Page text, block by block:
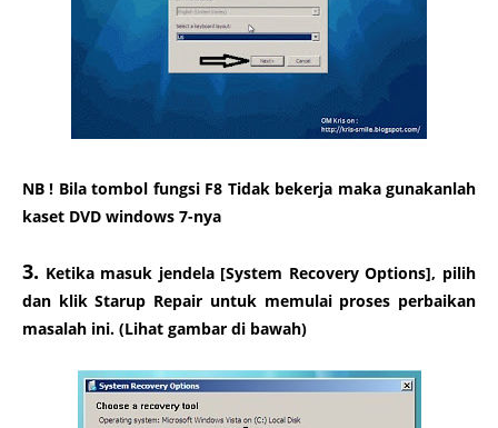
NB ! Bila tombol fungsi F8 Tidak bekerja maka gunakanlah
kaset DVD windows 7-nya
3. Ketika masuk jendela [System Recovery Options], pilih
dan klikStarup Repair untuk memulai proses perbaikan
masalah ini. (Lihat gambar di bawah)